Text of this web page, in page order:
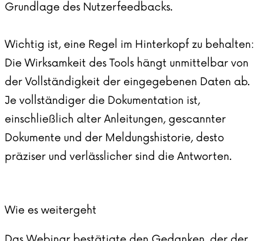
Grundlage des Nutzerfeedbacks.
Wichtig ist, eine Regel im Hinterkopf zu behalten:
Die Wirksamkeit des Tools hängt unmittelbar von
der Vollständigkeit der eingegebenen Daten ab.
Je vollständiger die Dokumentation ist,
einschließlich alter Anleitungen, gescannter
Dokumente und der Meldungshistorie, desto
präziser und verlässlicher sind die Antworten.
Wie es weitergeht